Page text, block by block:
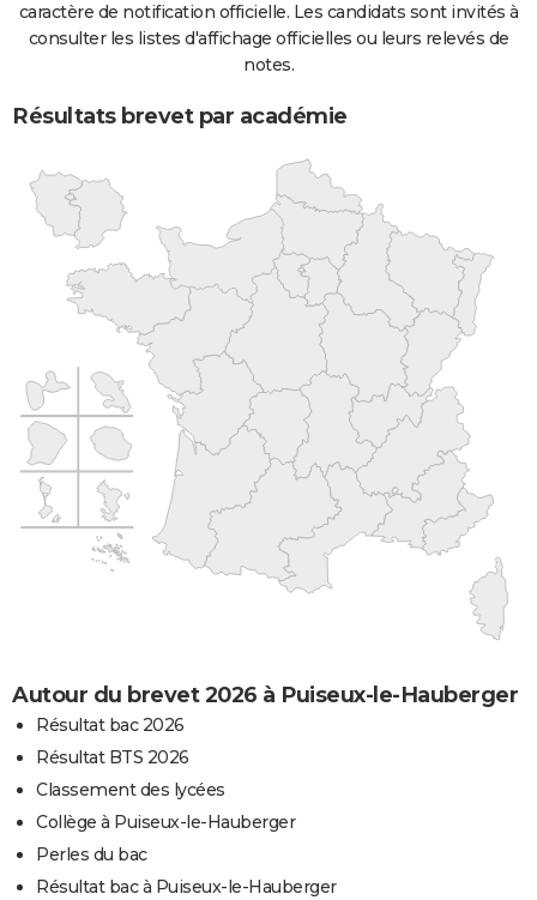
caractère de notification officielle. Les candidats sont invités à
consulter les listes d'affichage officielles ou leurs relevés de
notes.
Résultats brevet par académie
Autour du brevet 2026 à Puiseux-le-Hauberger
Résultat bac 2026
Résultat BTS 2026
Classement des lycées
Collège à Puiseux-le-Hauberger
Perles du bac
Résultat bac à Puiseux-le-Hauberger